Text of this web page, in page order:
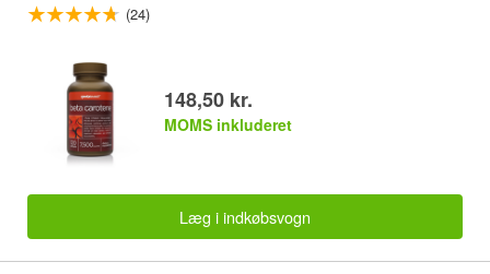
(24)
148,50 kr.
MOMS inkluderet
Læg i indkøbsvogn